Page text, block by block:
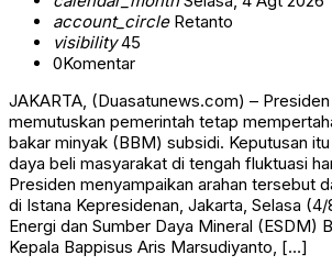
account_circleRetanto
visibility45
0Komentar
JAKARTA, (Duasatunews.com) –
memutuskan pemerintah tetap
bakar minyak (BBM) subsidi. Keputusan
daya beli masyarakat di tengah fluktuasi
Presiden menyampaikan arahan tersebut
di Istana Kepresidenan, Jakarta, Selasa
Energi dan Sumber Daya Mineral (ESDM)
Kepala Bappisus Aris Marsudiyanto, […]